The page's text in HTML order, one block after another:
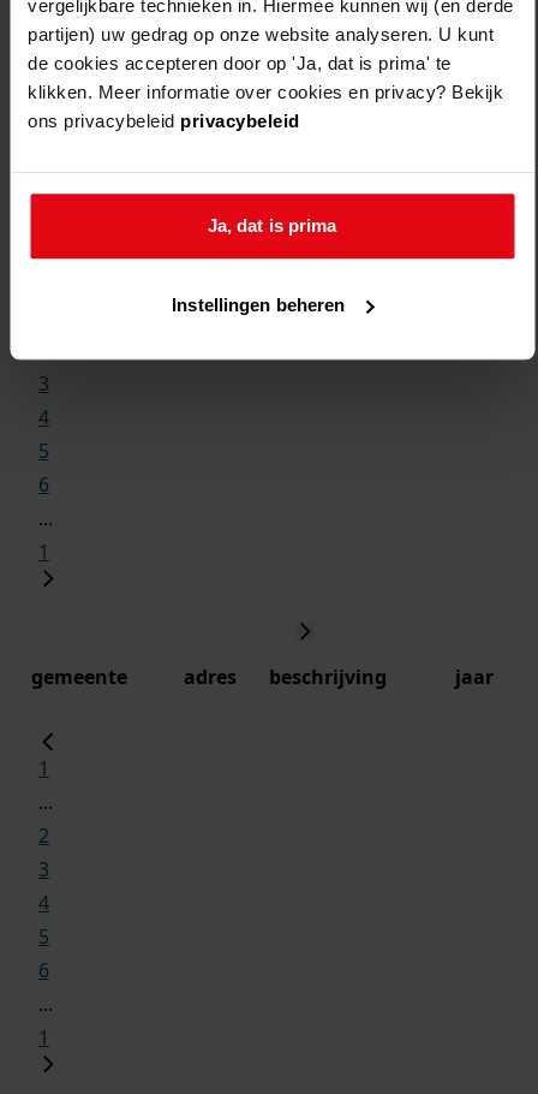
vergelijkbare technieken in. Hiermee kunnen wij (en derde
partijen) uw gedrag op onze website analyseren. U kunt
de cookies accepteren door op 'Ja, dat is prima' te
klikken. Meer informatie over cookies en privacy? Bekijk
ons privacybeleid privacybeleid
Ja, dat is prima
Instellingen beheren
3
4
5
6
...
1
gemeente adres beschrijving jaar
1
...
2
3
4
5
6
...
1